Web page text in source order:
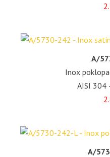
A/
Inox
AISI 304
A/